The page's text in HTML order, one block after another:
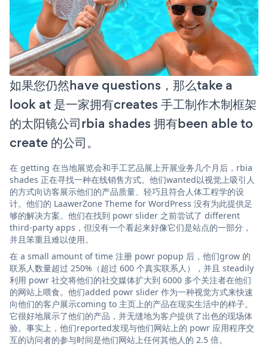
如果您仍然have questions，那么take a
look at 是一家拥有creates 手工制作木制框架
的太阳镜公司rbia shades 拥有been able to
create 的公司。
在 getting 在当地展览会和手工艺品展上开展业务几个月后，rbia
shades 正在寻找一种在线销售方式。他们wanted以视觉上吸引人
的方式向访客展示他们的产品质量、轻巧且符合人体工程学的设
计。他们的 LaawerZone Theme for WordPress 没有为此提供足
够的解决方案。他们在找到 powr slider 之前尝试了 different
third-party apps，但没有一个看起来好像它们是站点的一部分，
并且笨重且难以使用。
在 a small amount of time 注册 powr popup 后，他们grow 的
联系人数量超过 250%（超过 600 个真实联系人），并且 steadily
利用 powr 社交将他们的社交媒体扩大到 6000 多个关注者在他们
的网站上喂食。他们added powr slider 作为一种视觉方式来快速
向他们的客户展示coming to 主页上的产品在现实生活中的样子。
它很好地展示了他们的产品，并无缝地为客户提供了出色的现场体
验。事实上，他们reported发现与他们网站上的 powr 应用程序交
互的访问者的参与时间是他们网站上任何其他人的 2.5 倍。